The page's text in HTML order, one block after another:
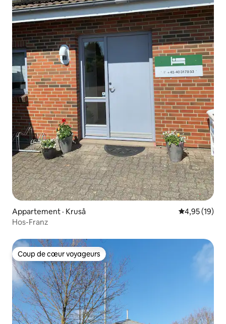
Appartement · Kruså Note
4,95 (19)
Hos-Franz
Coup de cœur voyageurs
Coup de cœur voyageurs